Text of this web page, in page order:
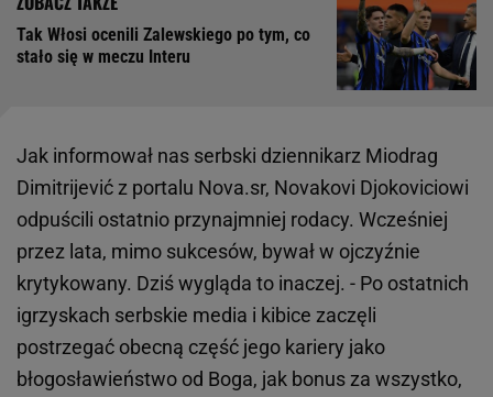
Tak Włosi ocenili Zalewskiego po tym, co
stało się w meczu Interu
Jak informował nas serbski dziennikarz Miodrag
Dimitrijević z portalu Nova.sr, Novakovi Djokoviciowi
odpuścili ostatnio przynajmniej rodacy. Wcześniej
przez lata, mimo sukcesów, bywał w ojczyźnie
krytykowany. Dziś wygląda to inaczej. - Po ostatnich
igrzyskach serbskie media i kibice zaczęli
postrzegać obecną część jego kariery jako
błogosławieństwo od Boga, jak bonus za wszystko,